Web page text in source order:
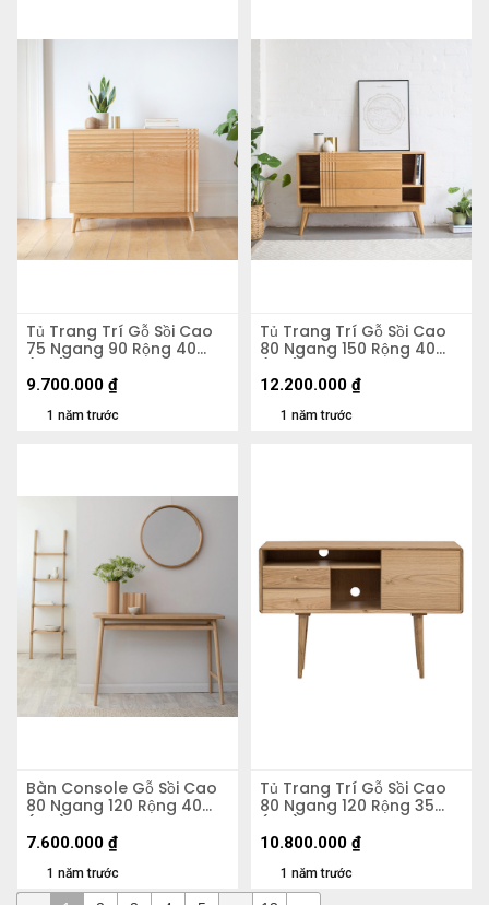
Tủ Trang Trí Gỗ Sồi Cao
75 Ngang 90 Rộng 40
(cm)
1 năm trước
9.700.000 ₫
Tủ Trang Trí Gỗ Sồi Cao
80 Ngang 150 Rộng 40
(cm)
1 năm trước
12.200.000 ₫
Bàn Console Gỗ Sồi Cao
80 Ngang 120 Rộng 40
(cm)
1 năm trước
7.600.000 ₫
Tủ Trang Trí Gỗ Sồi Cao
80 Ngang 120 Rộng 35
(cm)
1 năm trước
10.800.000 ₫